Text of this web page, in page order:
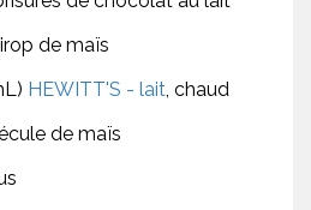
de maïs
HEWITT'S - lait, chaud
de maïs